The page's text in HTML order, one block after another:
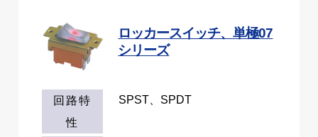
ロッカースイッチ、単極07
シリーズ
回路特
性
SPST、SPDT